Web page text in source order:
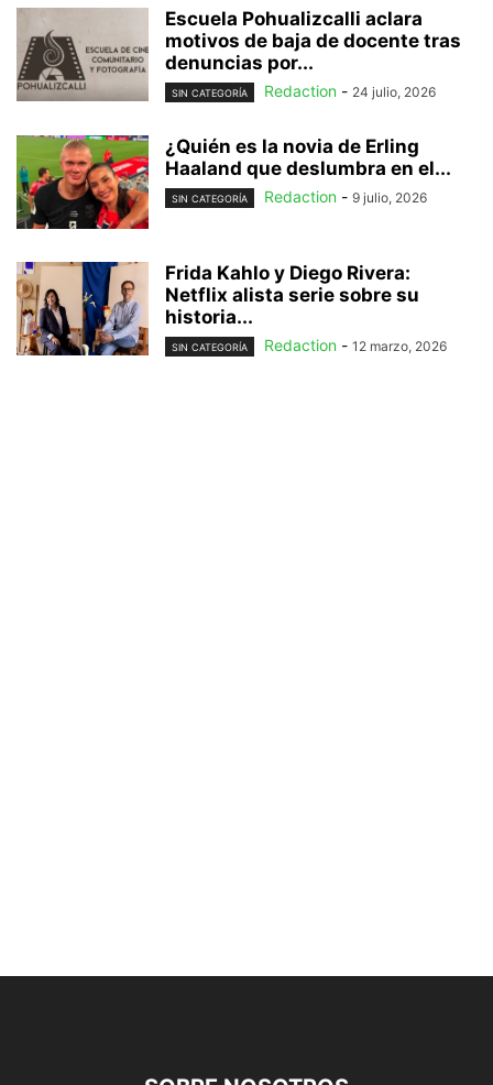
Escuela Pohualizcalli aclara
motivos de baja de docente tras
denuncias por...
SIN CATEGORÍA Redaction - 24 julio, 2026
¿Quién es la novia de Erling
Haaland que deslumbra en el...
SIN CATEGORÍA Redaction - 9 julio, 2026
Frida Kahlo y Diego Rivera:
Netflix alista serie sobre su
historia...
SIN CATEGORÍA Redaction - 12 marzo, 2026